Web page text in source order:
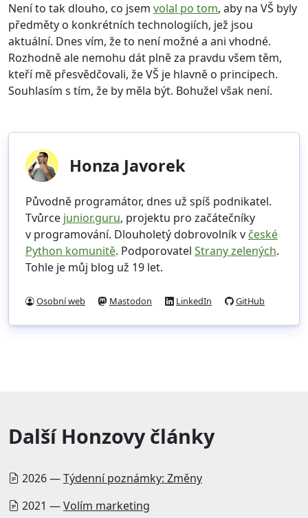
Není to tak dlouho, co jsem volal po tom, aby na VŠ byly
předměty o konkrétních technologiích, jež jsou
aktuální. Dnes vím, že to není možné a ani vhodné.
Rozhodně ale nemohu dát plně za pravdu všem těm,
kteří mě přesvědčovali, že VŠ je hlavně o principech.
Souhlasím s tím, že by měla být. Bohužel však není.
Honza Javorek
Původně programátor, dnes už spíš podnikatel.
Tvůrce junior.guru, projektu pro začátečníky
v programování. Dlouholetý dobrovolník v české
Python komunitě. Podporovatel Strany zelených.
Tohle je můj blog už 19 let.
Osobní web Mastodon LinkedIn GitHub
Další Honzovy články
2026 —Týdenní poznámky: Změny
2021 —Volím marketing